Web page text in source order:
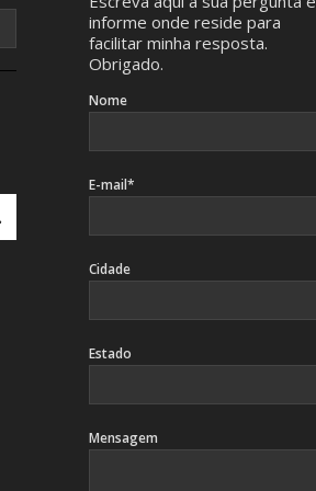
informe onde reside para
facilitar minha resposta.
Obrigado.
Nome
E-mail*
Cidade
Estado
Mensagem